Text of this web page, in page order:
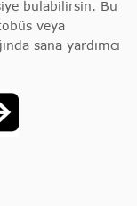
bulabilirsin. Bu
veya
sana yardımcı